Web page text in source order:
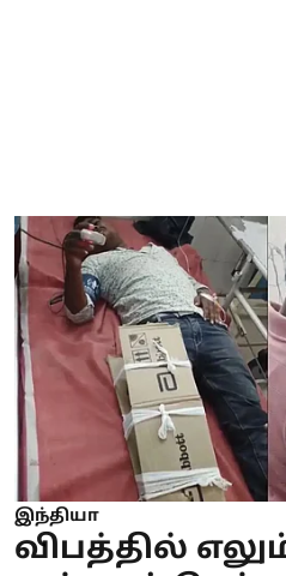
இந்தியா
விபத்தில்